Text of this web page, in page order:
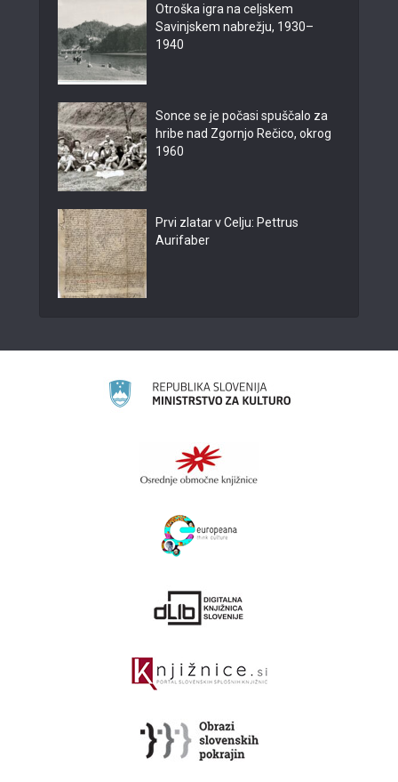
Otroška igra na celjskem
Savinjskem nabrežju, 1930–
1940
Sonce se je počasi spuščalo za
hribe nad Zgornjo Rečico, okrog
1960
Prvi zlatar v Celju: Pettrus
Aurifaber